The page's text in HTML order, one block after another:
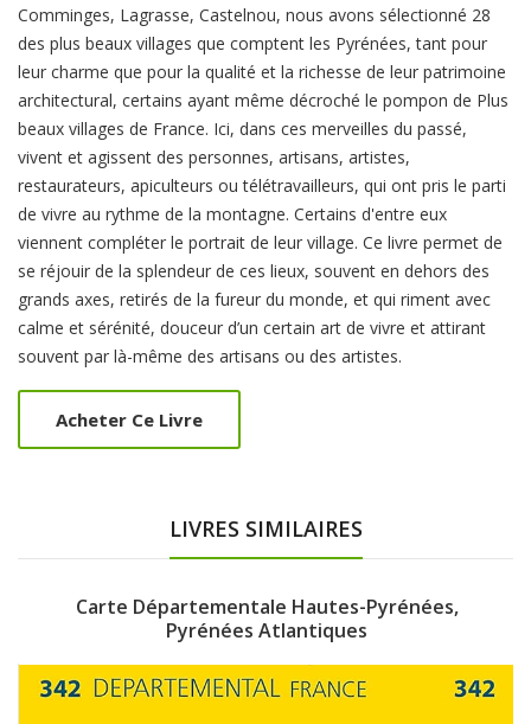
Comminges, Lagrasse, Castelnou, nous avons sélectionné 28
des plus beaux villages que comptent les Pyrénées, tant pour
leur charme que pour la qualité et la richesse de leur patrimoine
architectural, certains ayant même décroché le pompon de Plus
beaux villages de France. Ici, dans ces merveilles du passé,
vivent et agissent des personnes, artisans, artistes,
restaurateurs, apiculteurs ou télétravailleurs, qui ont pris le parti
de vivre au rythme de la montagne. Certains d'entre eux
viennent compléter le portrait de leur village. Ce livre permet de
se réjouir de la splendeur de ces lieux, souvent en dehors des
grands axes, retirés de la fureur du monde, et qui riment avec
calme et sérénité, douceur d’un certain art de vivre et attirant
souvent par là-même des artisans ou des artistes.
Acheter Ce Livre
LIVRES SIMILAIRES
Carte Départementale Hautes-Pyrénées,
Pyrénées Atlantiques